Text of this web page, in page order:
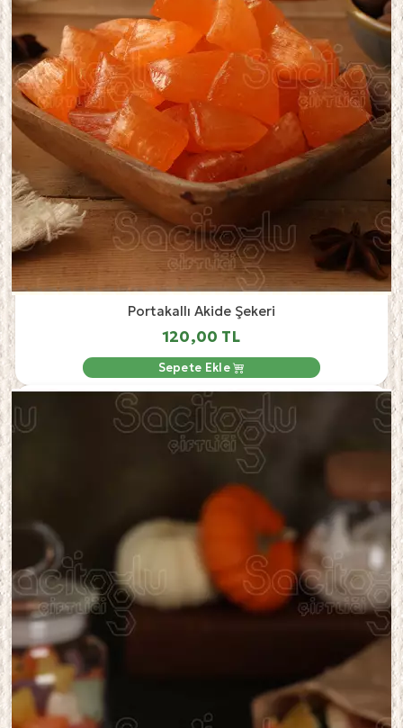
Portakallı Akide Şekeri
120,00 TL
Sepete Ekle